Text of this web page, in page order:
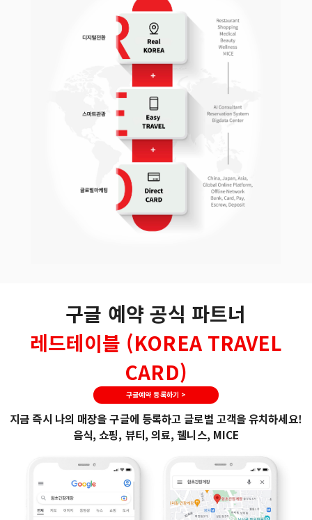
구글 예약 공식 파트너
레드테이블 (KOREA TRAVEL
CARD)
구글예약 등록하기 >
지금 즉시 나의 매장을 구글에 등록하고 글로벌 고객을 유치하세요!
음식, 쇼핑, 뷰티, 의료, 웰니스, MICE